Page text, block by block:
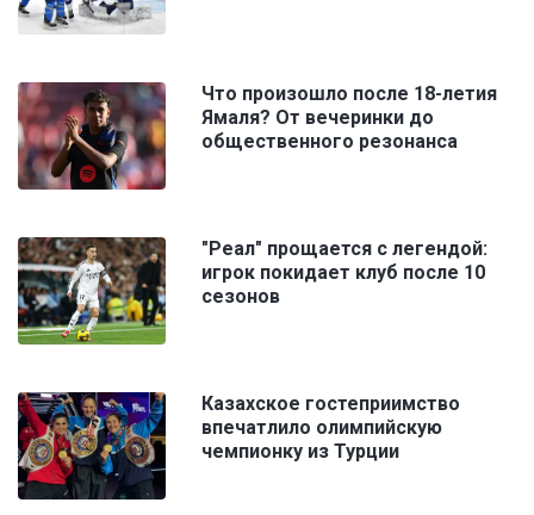
Что произошло после 18-летия
Ямаля? От вечеринки до
общественного резонанса
"Реал" прощается с легендой:
игрок покидает клуб после 10
сезонов
Казахское гостеприимство
впечатлило олимпийскую
чемпионку из Турции